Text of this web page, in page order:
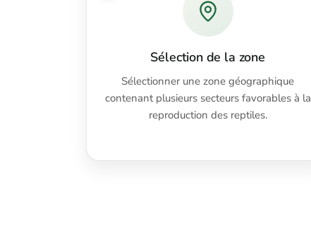
Sélection de la zone
Sélectionner une zone géographique
contenant plusieurs secteurs favorables à la
reproduction des reptiles.